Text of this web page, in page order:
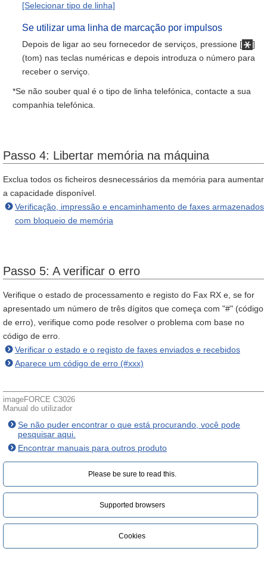
[Selecionar tipo de linha]
Se utilizar uma linha de marcação por impulsos
Depois de ligar ao seu fornecedor de serviços, pressione [
]
(tom) nas teclas numéricas e depois introduza o número para
receber o serviço.
*Se não souber qual é o tipo de linha telefónica, contacte a sua
companhia telefónica.
Passo 4: Libertar memória na máquina
Exclua todos os ficheiros desnecessários da memória para aumentar
a capacidade disponível.
Verificação, impressão e encaminhamento de faxes armazenados
com bloqueio de memória
Passo 5: A verificar o erro
Verifique o estado de processamento e registo do Fax RX e, se for
apresentado um número de três dígitos que começa com "#" (código
de erro), verifique como pode resolver o problema com base no
código de erro.
Verificar o estado e o registo de faxes enviados e recebidos
Aparece um código de erro (#xxx)
imageFORCE C3026
Manual do utilizador
Se não puder encontrar o que está procurando, você pode
pesquisar aqui.
Encontrar manuais para outros produto
Please be sure to read this.‎
Supported browsers
Cookies